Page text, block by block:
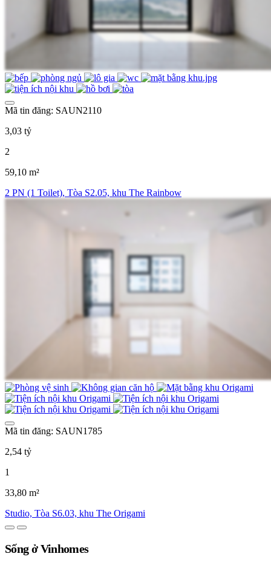
Mã tin đăng: SAUN2110
3,03 tỷ
2
59,10 m²
2 PN (1 Toilet), Tòa S2.05, khu The Rainbow
Mã tin đăng: SAUN1785
2,54 tỷ
1
33,80 m²
Studio, Tòa S6.03, khu The Origami
Sống ở Vinhomes